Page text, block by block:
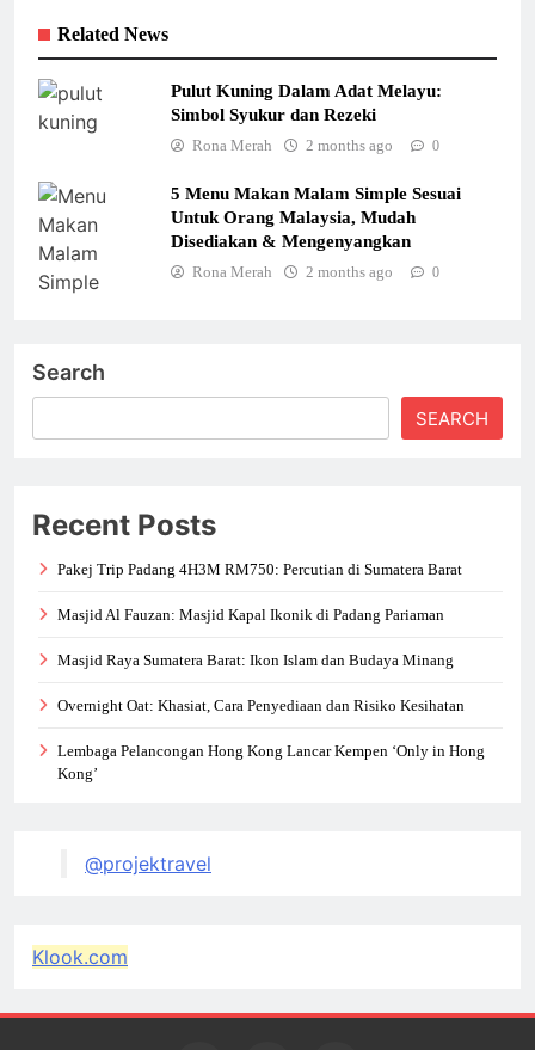
Related News
Pulut Kuning Dalam Adat Melayu:
Simbol Syukur dan Rezeki
Rona Merah 2 months ago 0
5 Menu Makan Malam Simple Sesuai
Untuk Orang Malaysia, Mudah
Disediakan & Mengenyangkan
Rona Merah 2 months ago 0
Search
SEARCH
Recent Posts
Pakej Trip Padang 4H3M RM750: Percutian di Sumatera Barat
Masjid Al Fauzan: Masjid Kapal Ikonik di Padang Pariaman
Masjid Raya Sumatera Barat: Ikon Islam dan Budaya Minang
Overnight Oat: Khasiat, Cara Penyediaan dan Risiko Kesihatan
Lembaga Pelancongan Hong Kong Lancar Kempen ‘Only in Hong
Kong’
@projektravel
Klook.com